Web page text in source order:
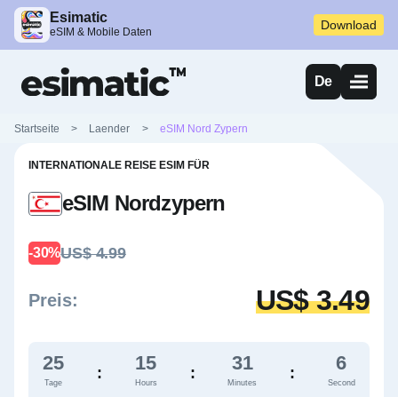
Esimatic
eSIM & Mobile Daten Download
De
Startseite > Laender > eSIM Nord Zypern
INTERNATIONALE REISE ESIM FÜR
eSIM Nordzypern
-30%US$ 4.99
Preis: US$ 3.49
25
Tage
: 15
Hours
: 31
Minutes
: 5
Second